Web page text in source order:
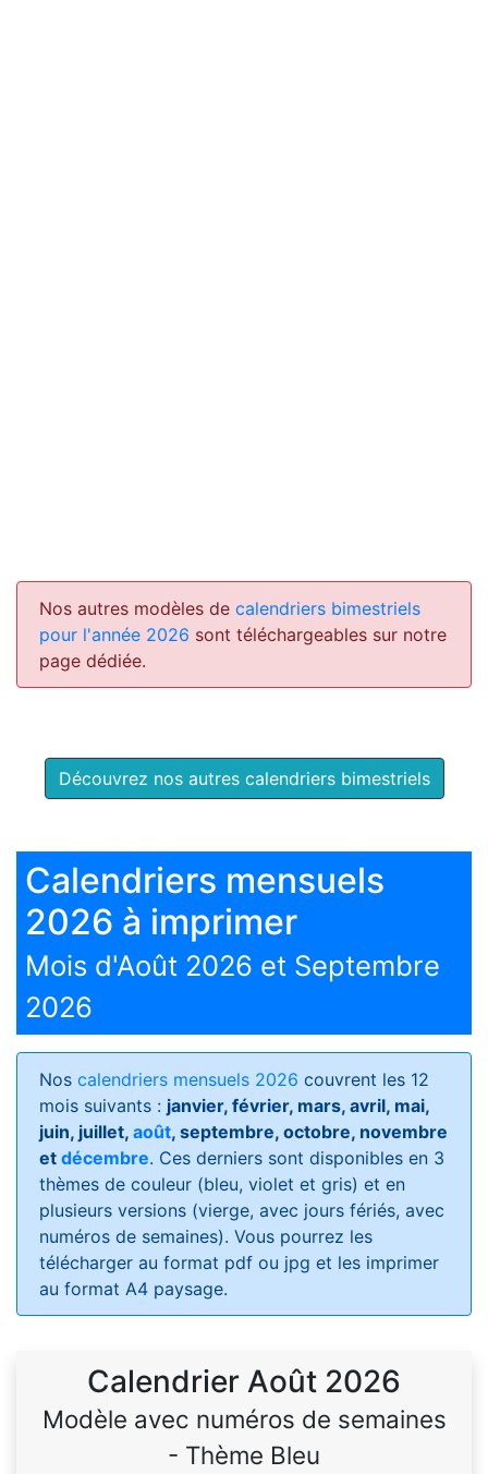
Nos autres modèles de calendriers bimestriels
pour l'année 2026 sont téléchargeables sur notre
page dédiée.
Découvrez nos autres calendriers bimestriels
Calendriers mensuels
2026 à imprimer
Mois d'Août 2026 et Septembre
2026
Nos calendriers mensuels 2026 couvrent les 12
mois suivants : janvier, février, mars, avril, mai,
juin, juillet, août, septembre, octobre, novembre
et décembre. Ces derniers sont disponibles en 3
thèmes de couleur (bleu, violet et gris) et en
plusieurs versions (vierge, avec jours fériés, avec
numéros de semaines). Vous pourrez les
télécharger au format pdf ou jpg et les imprimer
au format A4 paysage.
Calendrier Août 2026
Modèle avec numéros de semaines
- Thème Bleu